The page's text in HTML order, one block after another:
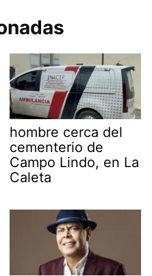
hombre cerca del
cementerio de
Campo Lindo, en La
Caleta